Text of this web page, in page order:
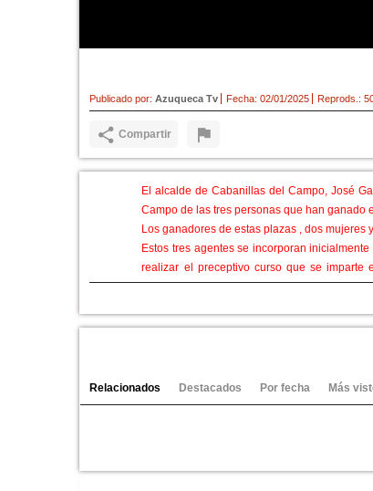
Publicado por: Azuqueca Tv Fecha: 02/01/2025 Reprods.:
Compartir
El alcalde de Cabanillas del Campo, José
Campo de las tres personas que han ganado
Los ganadores de estas plazas , dos
Estos tres agentes se incorporan
realizar el preceptivo curso que se imparte
primavera o comienzos del verano,
Los tres nuevos agentes policiales
apenas un año, dentro del proceso de
horas los 365 días, algo que hasta la fecha
Relacionados Destacados Por fecha Más